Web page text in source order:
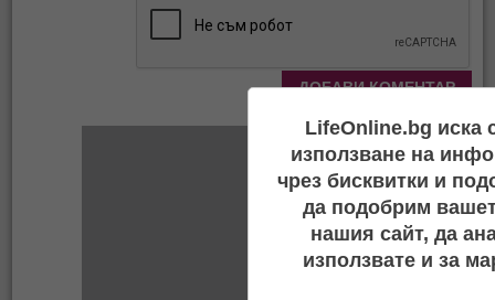
LifeOnline.bg иска
използване на
чрез бисквитки и
да подобрим
нашия сайт, да
използвате и за